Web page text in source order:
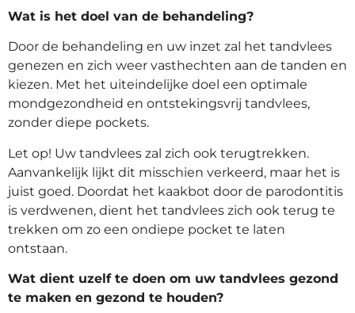
Wat is het doel van de behandeling?
Door de behandeling en uw inzet zal het tandvlees
genezen en zich weer vasthechten aan de tanden en
kiezen. Met het uiteindelijke doel een optimale
mondgezondheid en ontstekingsvrij tandvlees,
zonder diepe pockets.
Let op! Uw tandvlees zal zich ook terugtrekken.
Aanvankelijk lijkt dit misschien verkeerd, maar het is
juist goed. Doordat het kaakbot door de parodontitis
is verdwenen, dient het tandvlees zich ook terug te
trekken om zo een ondiepe pocket te laten
ontstaan.
Wat dient uzelf te doen om uw tandvlees gezond
te maken en gezond te houden?